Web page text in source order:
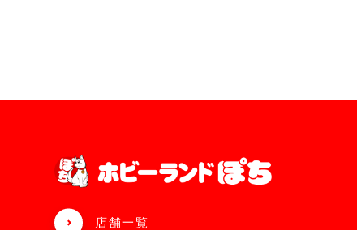
店舗一覧